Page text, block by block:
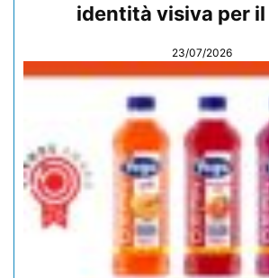
identità visiva per
23/07/2026